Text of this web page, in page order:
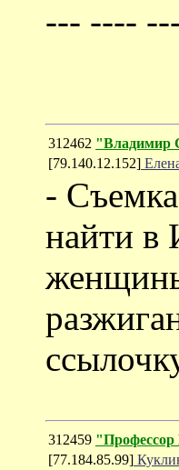
--- ----
312462 "Владимир
[79.140.12.152]
-
найти в
312459
[77.184.85.99]